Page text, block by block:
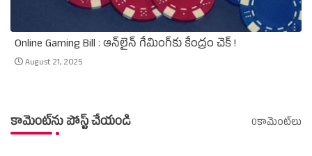
Online Gaming Bill : ఆన్‌లైన్‌ గేమింగ్‌కు కేంద్రం చెక్‌ !
August 21, 2025
కామెంట్‌ను పోస్ట్ చేయండి 0కామెంట్‌లు